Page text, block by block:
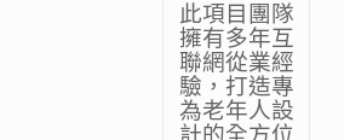
此項目團隊
擁有多年互
聯網從業經
驗，打造專
為老年人設